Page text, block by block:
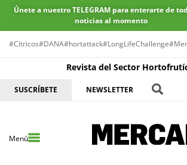
Únete a nuestro TELEGRAM para enterarte de
noticias al momento
#Cítricos#DANA#hortattack#LongLifeChallenge
Revista del Sector
SUSCRÍBETE NEWSLETTER
Menú